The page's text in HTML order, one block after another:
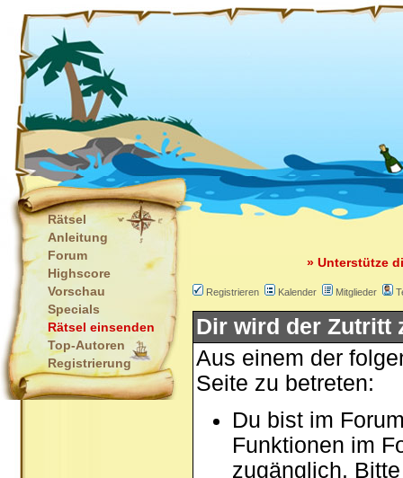
Rätsel
Anleitung
Forum
Highscore
Vorschau
Specials
Rätsel einsenden
Top-Autoren
Registrierung
» Unterstütze
Registrieren Kalender Mitglieder
Dir wird der Zutritt
Aus einem der
Seite zu betreten:
Du bist im
Funktionen im
zugänglich.